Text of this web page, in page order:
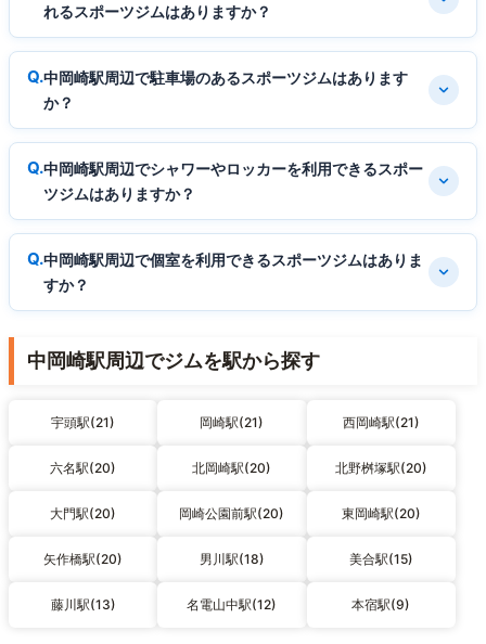
れるスポーツジムはありますか？
中岡崎駅周辺で駐車場のあるスポーツジムはあります
か？
中岡崎駅周辺でシャワーやロッカーを利用できるスポー
ツジムはありますか？
中岡崎駅周辺で個室を利用できるスポーツジムはありま
すか？
中岡崎駅周辺でジムを駅から探す
宇頭駅(21) 岡崎駅(21) 西岡崎駅(21)
六名駅(20) 北岡崎駅(20) 北野桝塚駅(20)
大門駅(20) 岡崎公園前駅(20) 東岡崎駅(20)
矢作橋駅(20) 男川駅(18) 美合駅(15)
藤川駅(13) 名電山中駅(12) 本宿駅(9)